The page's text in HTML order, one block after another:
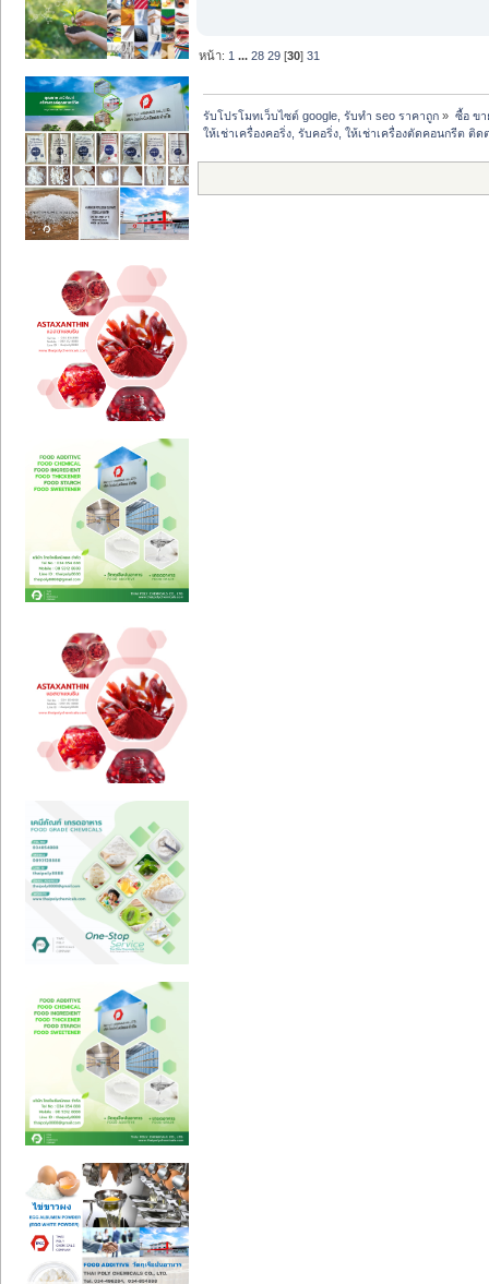
หน้า: 1 ...28 29 [30]31
รับโปรโมทเว็บไซต์ google, รับทำ seo ราคาถูก » ซื้อ ขา
ให้เช่าเครื่องคอริ่ง, รับคอริ่ง, ให้เช่าเครื่องตัดคอนกรีต ติ